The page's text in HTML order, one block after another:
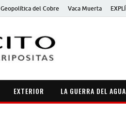
Geopolítica del Cobre Vaca Muerta
EXTERIOR LA GUERRA DEL AGUA